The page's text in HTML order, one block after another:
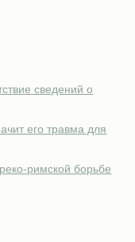
сведений о
его травма для
римской борьбе